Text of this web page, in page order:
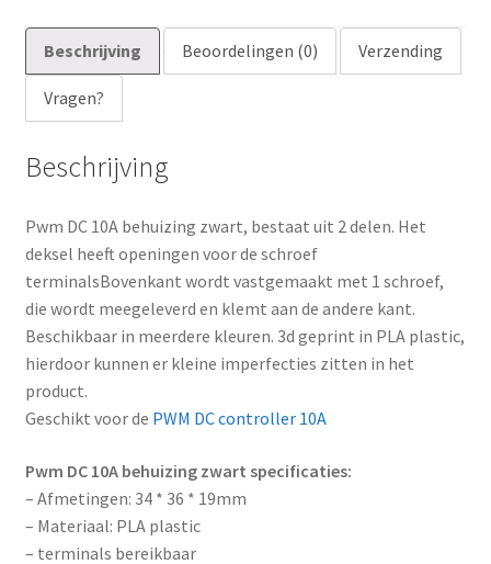
Beschrijving Beoordelingen (0) Verzending
Vragen?
Beschrijving
Pwm DC 10A behuizing zwart, bestaat uit 2 delen. Het
deksel heeft openingen voor de schroef
terminalsBovenkant wordt vastgemaakt met 1 schroef,
die wordt meegeleverd en klemt aan de andere kant.
Beschikbaar in meerdere kleuren. 3d geprint in PLA plastic,
hierdoor kunnen er kleine imperfecties zitten in het
product.
Geschikt voor de PWM DC controller 10A
Pwm DC 10A behuizing zwart specificaties:
– Afmetingen: 34 * 36 * 19mm
– Materiaal: PLA plastic
– terminals bereikbaar